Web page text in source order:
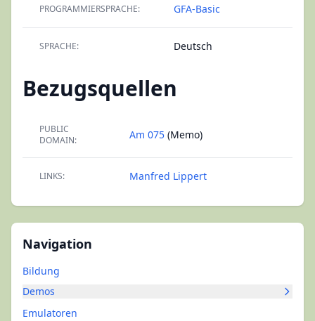
Navigation
Bildung
Demos
Emulatoren
PROGRAMMIERSPRACHE: GFA-Basic
SPRACHE: Deutsch
Bezugsquellen
PUBLIC
DOMAIN:
Am 075 (Memo)
LINKS: Manfred Lippert